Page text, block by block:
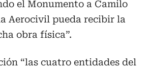
el Monumento a Camilo
Aerocivil pueda recibir la
obra física”.
“las cuatro entidades del